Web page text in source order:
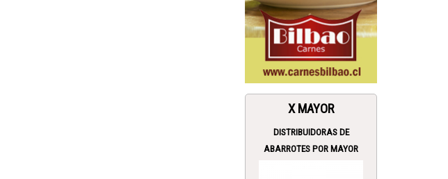
X MAYOR
DISTRIBUIDORAS DE
ABARROTES POR MAYOR